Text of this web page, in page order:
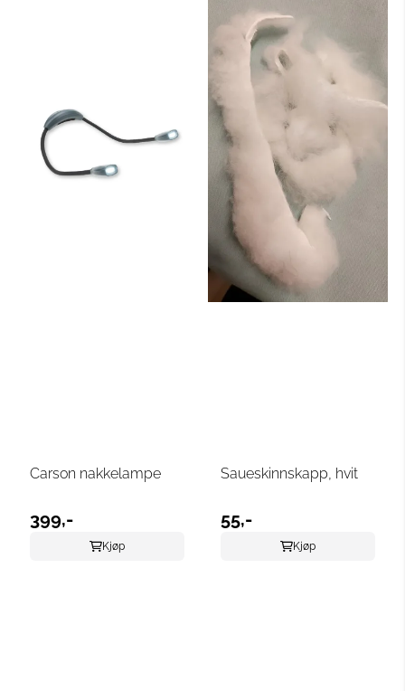
Carson nakkelampe
399,-
Kjøp
Saueskinnskapp, hvit
55,-
Kjøp